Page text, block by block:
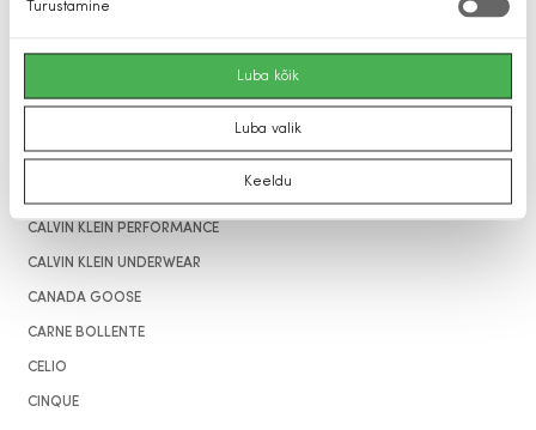
Turustamine
Luba kõik
Luba valik
Keeldu
BOGGI MILANO
CALVIN KLEIN
CALVIN KLEIN PERFORMANCE
CALVIN KLEIN UNDERWEAR
CANADA GOOSE
CARNE BOLLENTE
CELIO
CINQUE